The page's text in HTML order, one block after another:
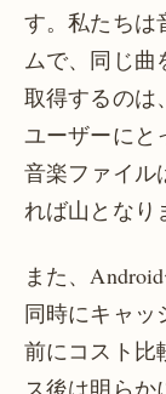
す。私たちは
ムで、同じ
取得するのは
ユーザーにと
音楽ファイル
れば山となり
また、
同時にキャッ
前にコスト比
ス後は明らか